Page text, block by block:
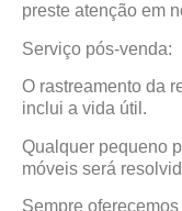
preste atenção em
Serviço pós-venda:
O rastreamento da
inclui a vida útil.
Qualquer pequeno
móveis será
Sempre